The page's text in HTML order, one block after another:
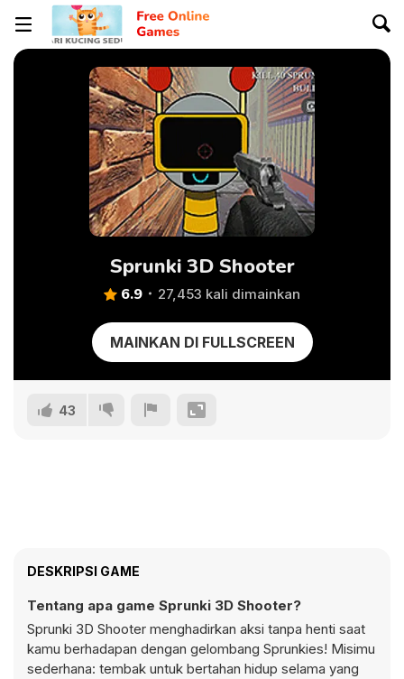
Sprunki 3D Shooter
6.9 27,453 kali dimainkan
MAINKAN DI FULLSCREEN
43
DESKRIPSI GAME
Tentang apa game Sprunki 3D Shooter?
Sprunki 3D Shooter menghadirkan aksi tanpa henti saat
kamu berhadapan dengan gelombang Sprunkies! Misimu
sederhana: tembak untuk bertahan hidup selama yang